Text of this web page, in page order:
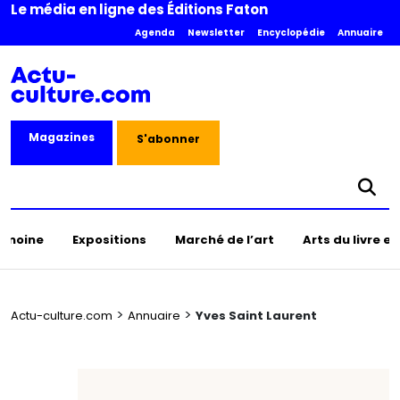
Le média en ligne des Éditions Faton
Agenda Newsletter Encyclopédie Annuaire
Magazines S'abonner
Expositions Marché de l’art Arts du livre
Actu-culture.com > Annuaire > Yves Saint Laurent